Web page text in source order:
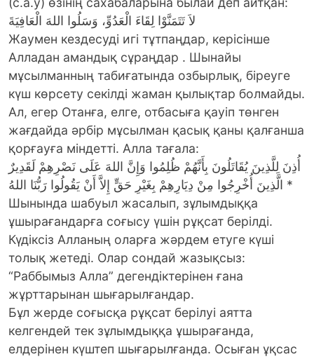
لاَ تَتَمَنَّوْا لِقَاءَ الْعَدُوِّ، وَسَلُوا اللهَ الْعَافِيَةَ
Жаумен кездесуді игі тұтпаңдар, керісінше
Алладан амандық сұраңдар . Шынайы
мұсылманның табиғатында озбырлық, біреуге
күш көрсету секілді жаман қылықтар болмайды.
Ал, егер Отанға, елге, отбасыға қауіп төнген
жағдайда әрбір мұсылман қасық қаны қалғанша
қорғауға міндетті. Алла тағала:
أُذِنَ لِلَّذِينَ يُقَاتَلُونَ بِأَنَّهُمْ ظُلِمُوا وَإِنَّ اللهَ عَلَى نَصْرِهِمْ لَقَدِيرٌ
* الَّذِينَ أُخْرِجُوا مِنْ دِيَارِهِمْ بِغَيْرِ حَقٍّ إِلاَّ أَنْ يَقُولُوا رَبُّنَا اللهُ
Шынында шабуыл жасалып, зұлымдыққа
ұшырағандарға соғысу үшін рұқсат берілді.
Күдіксіз Алланың оларға жәрдем етуге күші
толық жетеді. Олар сондай жазықсыз:
“Раббымыз Алла” дегендіктерінен ғана
жұрттарынан шығарылғандар.
Бұл жерде соғысқа рұқсат берілуі аятта
келгендей тек зұлымдыққа ұшырағанда,
елдерінен күштеп шығарылғанда. Осыған ұқсас